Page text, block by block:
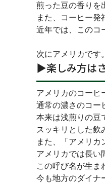
煎った豆の香りを
また、コーヒー発
近年では、このコ
次にアメリカです。
▶︎楽しみ方は
アメリカのコーヒ
通常の濃さのコー
本来は浅煎りの豆
スッキリとした飲
また、「アメリカ
アメリカでは長い
この呼び名が生ま
今も地方のダイナ